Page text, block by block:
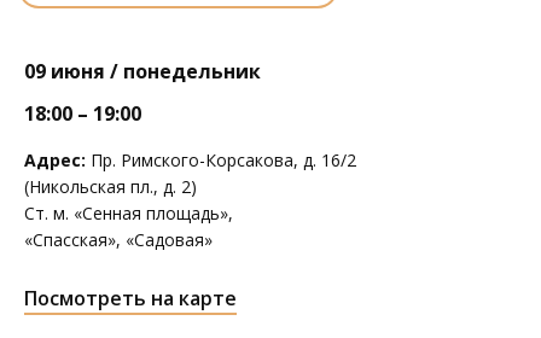
09 июня / понедельник
18:00 – 19:00
Адрес: Пр. Римского-Корсакова, д. 16/2
(Никольская пл., д. 2)
Ст. м. «Сенная площадь»,
«Спасская», «Садовая»
Посмотреть на карте